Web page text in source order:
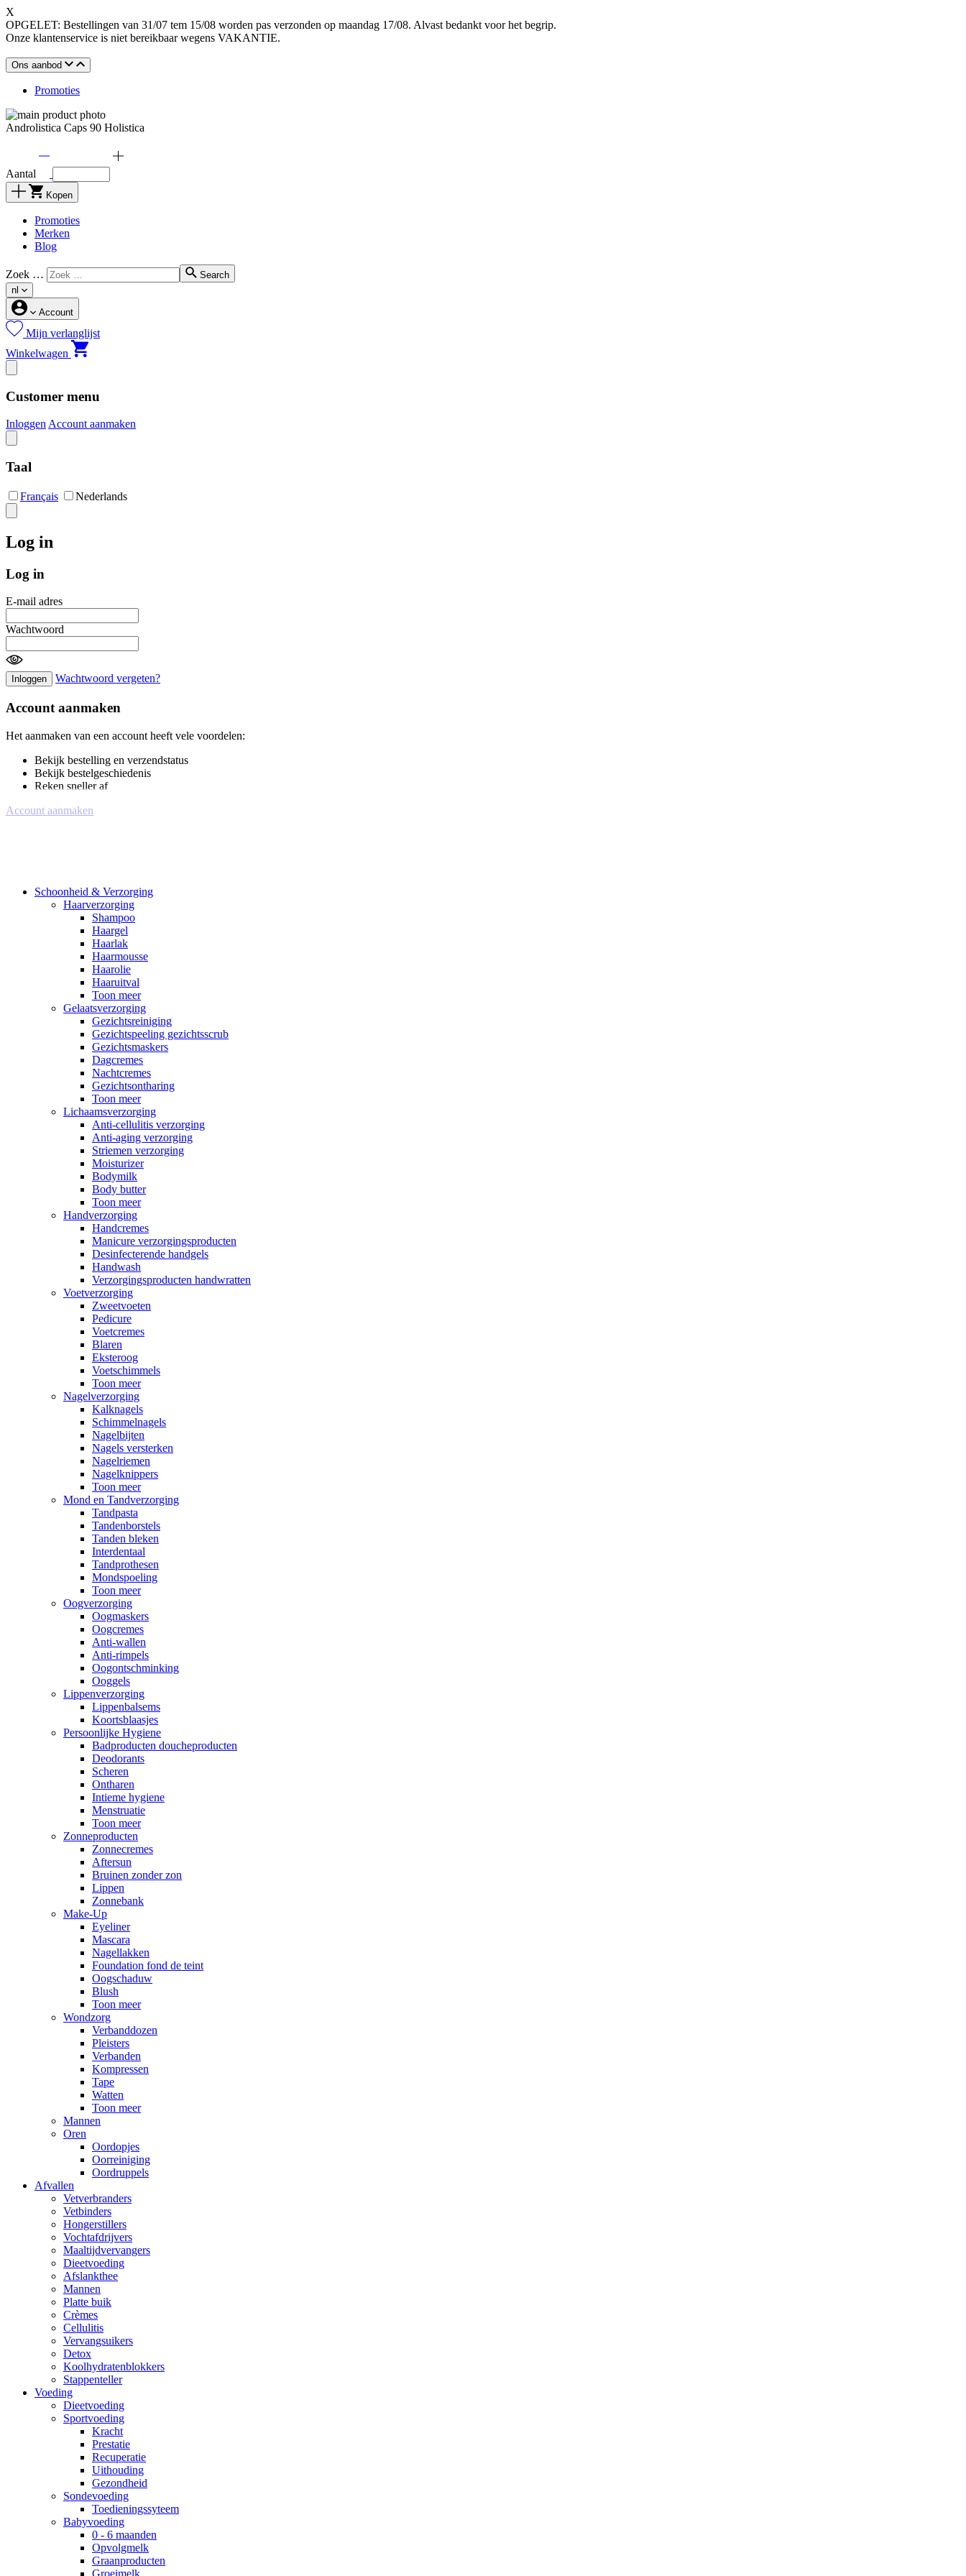
X
OPGELET: Bestellingen van 31/07 tem 15/08 worden pas verzonden op maandag 17/08. Alvast bedankt voor het begrip.
Onze klantenservice is niet bereikbaar wegens VAKANTIE.
Ons aanbod
Promoties
Androlistica Caps 90 Holistica
Aantal
Kopen
Promoties
Merken
Blog
Zoek …
Search
nl
Account
Mijn verlanglijst
Winkelwagen
Customer menu
InloggenAccount aanmaken
Taal
Français Nederlands
Log in
Log in
E-mail adres
Wachtwoord
Inloggen Wachtwoord vergeten?
Account aanmaken
Het aanmaken van een account heeft vele voordelen:
Bekijk bestelling en verzendstatus
Bekijk bestelgeschiedenis
Reken sneller af
Account aanmaken
Schoonheid & Verzorging
Haarverzorging
Shampoo
Haargel
Haarlak
Haarmousse
Haarolie
Haaruitval
Toon meer
Gelaatsverzorging
Gezichtsreiniging
Gezichtspeeling gezichtsscrub
Gezichtsmaskers
Dagcremes
Nachtcremes
Gezichtsontharing
Toon meer
Lichaamsverzorging
Anti-cellulitis verzorging
Anti-aging verzorging
Striemen verzorging
Moisturizer
Bodymilk
Body butter
Toon meer
Handverzorging
Handcremes
Manicure verzorgingsproducten
Desinfecterende handgels
Handwash
Verzorgingsproducten handwratten
Voetverzorging
Zweetvoeten
Pedicure
Voetcremes
Blaren
Eksteroog
Voetschimmels
Toon meer
Nagelverzorging
Kalknagels
Schimmelnagels
Nagelbijten
Nagels versterken
Nagelriemen
Nagelknippers
Toon meer
Mond en Tandverzorging
Tandpasta
Tandenborstels
Tanden bleken
Interdentaal
Tandprothesen
Mondspoeling
Toon meer
Oogverzorging
Oogmaskers
Oogcremes
Anti-wallen
Anti-rimpels
Oogontschminking
Ooggels
Lippenverzorging
Lippenbalsems
Koortsblaasjes
Persoonlijke Hygiene
Badproducten doucheproducten
Deodorants
Scheren
Ontharen
Intieme hygiene
Menstruatie
Toon meer
Zonneproducten
Zonnecremes
Aftersun
Bruinen zonder zon
Lippen
Zonnebank
Make-Up
Eyeliner
Mascara
Nagellakken
Foundation fond de teint
Oogschaduw
Blush
Toon meer
Wondzorg
Verbanddozen
Pleisters
Verbanden
Kompressen
Tape
Watten
Toon meer
Mannen
Oren
Oordopjes
Oorreiniging
Oordruppels
Afvallen
Vetverbranders
Vetbinders
Hongerstillers
Vochtafdrijvers
Maaltijdvervangers
Dieetvoeding
Afslankthee
Mannen
Platte buik
Crèmes
Cellulitis
Vervangsuikers
Detox
Koolhydratenblokkers
Stappenteller
Voeding
Dieetvoeding
Sportvoeding
Kracht
Prestatie
Recuperatie
Uithouding
Gezondheid
Sondevoeding
Toedieningssyteem
Babyvoeding
0 - 6 maanden
Opvolgmelk
Graanproducten
Groeimelk